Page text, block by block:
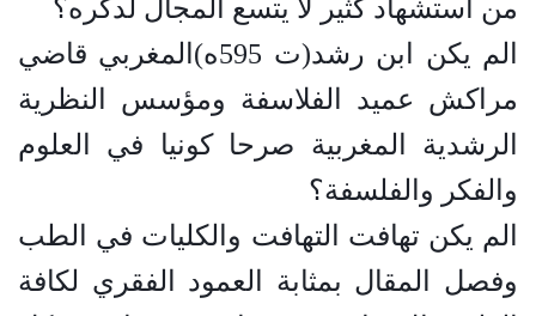
من استشهاد كثير لا يتسع المجال لدكره؟
الم يكن ابن رشد(ت 595ه)المغربي قاضي
مراكش عميد الفلاسفة ومؤسس النظرية
الرشدية المغربية صرحا كونيا في العلوم
والفكر والفلسفة؟
الم يكن تهافت التهافت والكليات في الطب
وفصل المقال بمثابة العمود الفقري لكافة